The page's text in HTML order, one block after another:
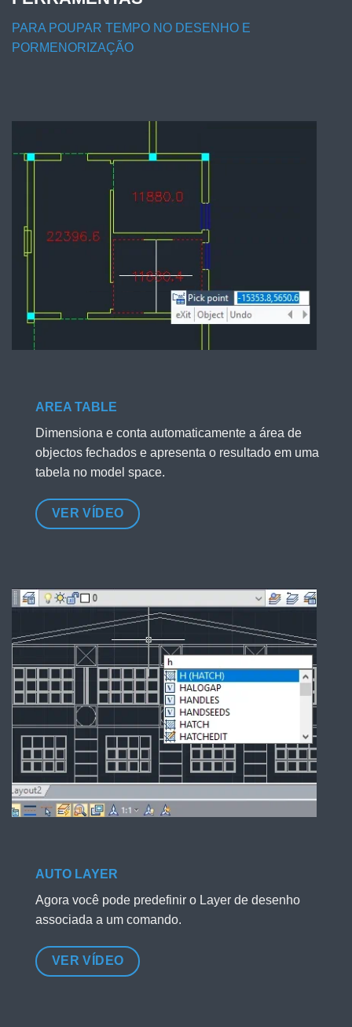
PARA POUPAR TEMPO NO DESENHO E
PORMENORIZAÇÃO
AREA TABLE
Dimensiona e conta automaticamente a área de
objectos fechados e apresenta o resultado em uma
tabela no model space.
VER VÍDEO
AUTO LAYER
Agora você pode predefinir o Layer de desenho
associada a um comando.
VER VÍDEO